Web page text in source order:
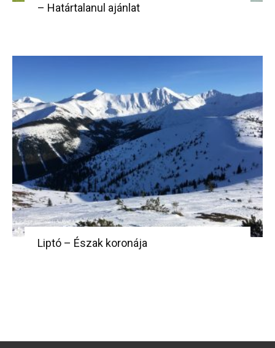
– Határtalanul ajánlat
Liptó – Észak koronája